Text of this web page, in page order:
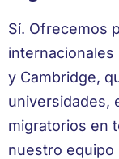
Sí. Ofrecemos
internacionales
y Cambridge,
universidades,
migratorios en
nuestro equipo